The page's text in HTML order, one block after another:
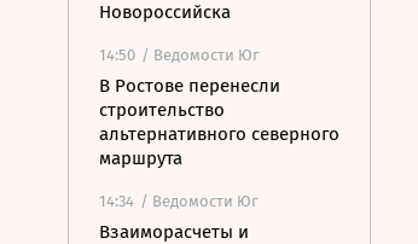
Новороссийска
14:50 / Ведомости Юг
В Ростове перенесли
строительство
альтернативного северного
маршрута
14:34 / Ведомости Юг
Взаиморасчеты и